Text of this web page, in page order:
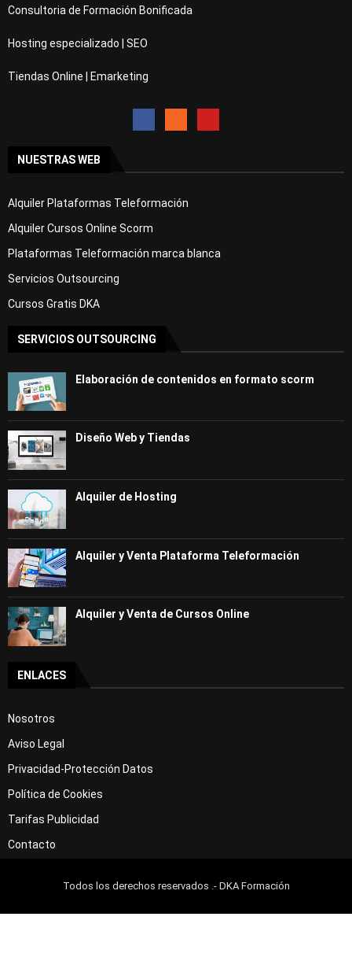
Consultoria de Formación Bonificada
Hosting especializado | SEO
Tiendas Online | Emarketing
NUESTRAS WEB
Alquiler Plataformas Teleformación
Alquiler Cursos Online Scorm
Plataformas Teleformación marca blanca
Servicios Outsourcing
Cursos Gratis DKA
SERVICIOS OUTSOURCING
Elaboración de contenidos en formato scorm
Diseño Web y Tiendas
Alquiler de Hosting
Alquiler y Venta Plataforma Teleformación
Alquiler y Venta de Cursos Online
ENLACES
Nosotros
Aviso Legal
Privacidad-Protección Datos
Política de Cookies
Tarifas Publicidad
Contacto
Todos los derechos reservados .- DKA Formación